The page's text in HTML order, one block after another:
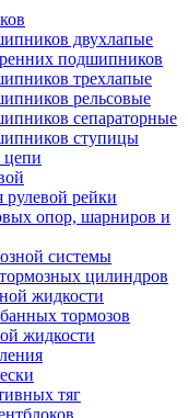
двухлапые
подшипников
трехлапые
рельсовые
сепараторные
ступицы
цепи
рулевой рейки
опор, шарниров и
системы
цилиндров
жидкости
тормозов
жидкости
тяг